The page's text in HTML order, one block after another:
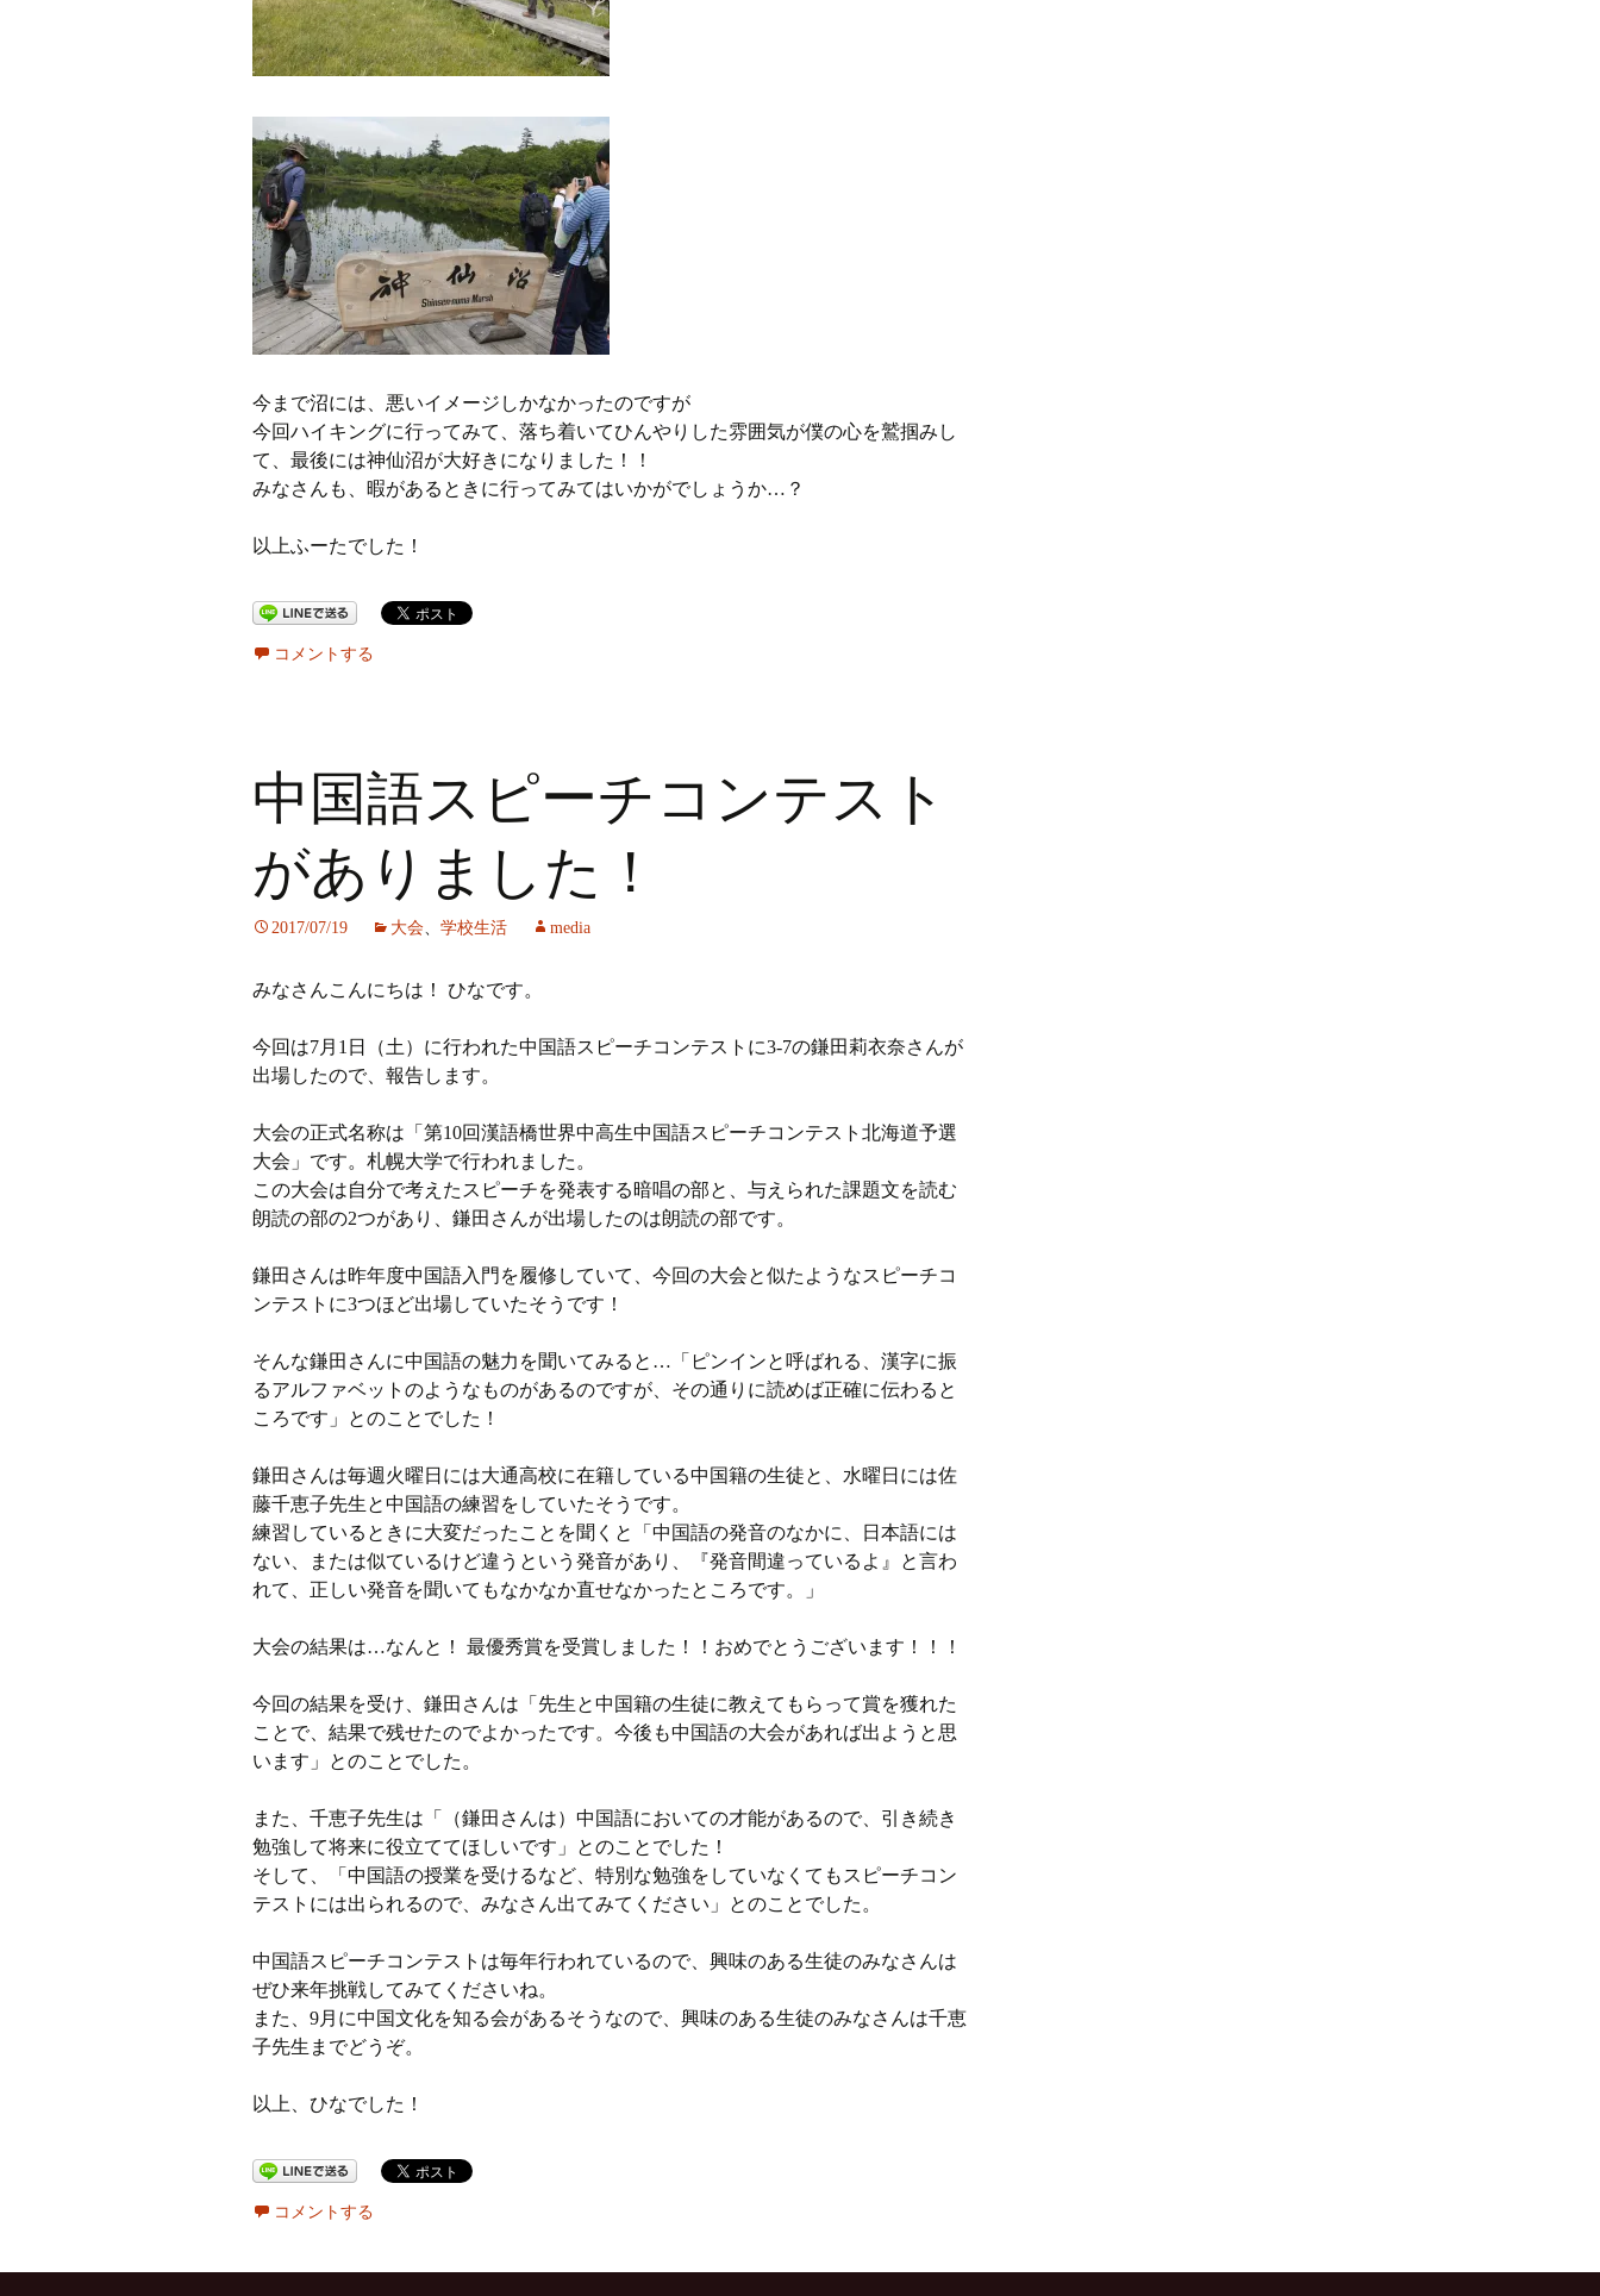
今まで沼には、悪いイメージしかなかったのですが
今回ハイキングに行ってみて、落ち着いてひんやりした雰囲気が僕の心を鷲掴みし
て、最後には神仙沼が大好きになりました！！
みなさんも、暇があるときに行ってみてはいかがでしょうか…？
以上ふーたでした！
コメントする
中国語スピーチコンテスト
がありました！
2017/07/19 大会、 学校生活 media
みなさんこんにちは！ ひなです。
今回は7月1日（土）に行われた中国語スピーチコンテストに3-7の鎌田莉衣奈さんが
出場したので、報告します。
大会の正式名称は「第10回漢語橋世界中高生中国語スピーチコンテスト北海道予選
大会」です。札幌大学で行われました。
この大会は自分で考えたスピーチを発表する暗唱の部と、与えられた課題文を読む
朗読の部の2つがあり、鎌田さんが出場したのは朗読の部です。
鎌田さんは昨年度中国語入門を履修していて、今回の大会と似たようなスピーチコ
ンテストに3つほど出場していたそうです！
そんな鎌田さんに中国語の魅力を聞いてみると…「ピンインと呼ばれる、漢字に振
るアルファベットのようなものがあるのですが、その通りに読めば正確に伝わると
ころです」とのことでした！
鎌田さんは毎週火曜日には大通高校に在籍している中国籍の生徒と、水曜日には佐
藤千恵子先生と中国語の練習をしていたそうです。
練習しているときに大変だったことを聞くと「中国語の発音のなかに、日本語には
ない、または似ているけど違うという発音があり、『発音間違っているよ』と言わ
れて、正しい発音を聞いてもなかなか直せなかったところです。」
大会の結果は…なんと！ 最優秀賞を受賞しました！！おめでとうございます！！！
今回の結果を受け、鎌田さんは「先生と中国籍の生徒に教えてもらって賞を獲れた
ことで、結果で残せたのでよかったです。今後も中国語の大会があれば出ようと思
います」とのことでした。
また、千恵子先生は「（鎌田さんは）中国語においての才能があるので、引き続き
勉強して将来に役立ててほしいです」とのことでした！
そして、「中国語の授業を受けるなど、特別な勉強をしていなくてもスピーチコン
テストには出られるので、みなさん出てみてください」とのことでした。
中国語スピーチコンテストは毎年行われているので、興味のある生徒のみなさんは
ぜひ来年挑戦してみてくださいね。
また、9月に中国文化を知る会があるそうなので、興味のある生徒のみなさんは千恵
子先生までどうぞ。
以上、ひなでした！
コメントする